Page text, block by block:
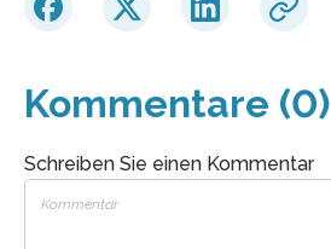
Kommentare (0)
Schreiben Sie einen Kommentar